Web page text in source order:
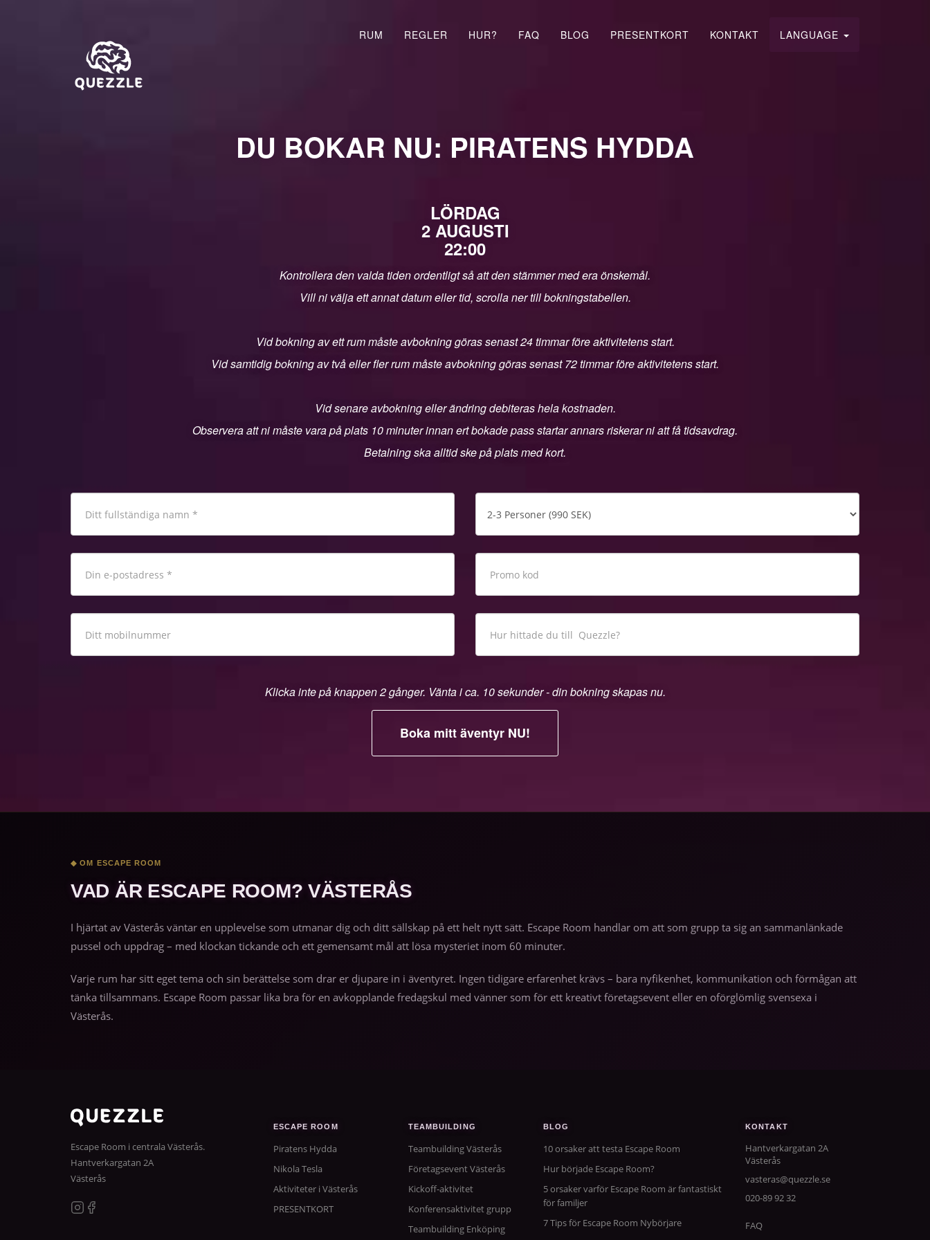
RUM REGLER HUR? FAQ BLOG PRESENTKORT KONTAKT LANGUAGE
DU BOKAR NU: PIRATENS HYDDA
LÖRDAG
2 AUGUSTI
22:00
Kontrollera den valda tiden ordentligt så att den stämmer med era önskemål.
Vill ni välja ett annat datum eller tid, scrolla ner till bokningstabellen.
Vid bokning av ett rum måste avbokning göras senast 24 timmar före aktivitetens start.
Vid samtidig bokning av två eller fler rum måste avbokning göras senast 72 timmar före aktivitetens start.
Vid senare avbokning eller ändring debiteras hela kostnaden.
Observera att ni måste vara på plats 10 minuter innan ert bokade pass startar annars riskerar ni att få tidsavdrag.
Betalning ska alltid ske på plats med kort.
Klicka inte på knappen 2 gånger. Vänta i ca. 10 sekunder - din bokning skapas nu.
◆ OM ESCAPE ROOM
VAD ÄR ESCAPE ROOM? VÄSTERÅS
I hjärtat av Västerås väntar en upplevelse som utmanar dig och ditt sällskap på ett helt nytt sätt. Escape Room handlar om att som grupp ta sig an sammanlänkade
pussel och uppdrag – med klockan tickande och ett gemensamt mål att lösa mysteriet inom 60 minuter.
Varje rum har sitt eget tema och sin berättelse som drar er djupare in i äventyret. Ingen tidigare erfarenhet krävs – bara nyfikenhet, kommunikation och förmågan att
tänka tillsammans. Escape Room passar lika bra för en avkopplande fredagskul med vänner som för ett kreativt företagsevent eller en oförglömlig svensexa i
Västerås.
Escape Room i centrala Västerås.
Hantverkargatan 2A
Västerås
ESCAPE ROOM
Piratens Hydda
Nikola Tesla
Aktiviteter i Västerås
PRESENTKORT
TEAMBUILDING
Teambuilding Västerås
Företagsevent Västerås
Kickoff-aktivitet
Konferensaktivitet grupp
Teambuilding Enköping
BLOG
10 orsaker att testa Escape Room
Hur började Escape Room?
5 orsaker varför Escape Room är fantastiskt
för familjer
7 Tips för Escape Room Nybörjare
KONTAKT
Hantverkargatan 2A
Västerås
vasteras@quezzle.se
020-89 92 32
FAQ